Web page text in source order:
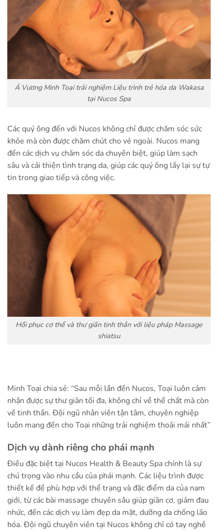
Á Vương Minh Toại trải nghiệm Liệu trình trẻ hóa da Wakasa
tại Nucos Spa
Các quý ông đến với Nucos không chỉ được chăm sóc sức
khỏe mà còn được chăm chút cho vẻ ngoài. Nucos mang
đến các dịch vụ chăm sóc da chuyên biệt, giúp làm sạch
sâu và cải thiện tình trạng da, giúp các quý ông lấy lại sự tự
tin trong giao tiếp và công việc.
Hồi phục cơ thể và thư giãn tinh thần với liệu pháp Massage
shiatsu
Minh Toại chia sẻ: “Sau mỗi lần đến Nucos, Toại luôn cảm
nhận được sự thư giãn tối đa, không chỉ về thể chất mà còn
về tinh thần. Đội ngũ nhân viên tận tâm, chuyên nghiệp
luôn mang đến cho Toại những trải nghiệm thoải mái nhất”
Dịch vụ dành riêng cho phái mạnh
Điều đặc biệt tại Nucos Health & Beauty Spa chính là sự
chú trọng vào nhu cầu của phái mạnh. Các liệu trình được
thiết kế để phù hợp với thể trạng và đặc điểm da của nam
giới, từ các bài massage chuyên sâu giúp giãn cơ, giảm đau
nhức, đến các dịch vụ làm đẹp da mặt, dưỡng da chống lão
hóa. Đội ngũ chuyên viên tại Nucos không chỉ có tay nghề